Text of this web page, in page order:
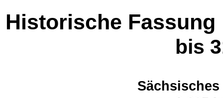
Historische Fassung
bis